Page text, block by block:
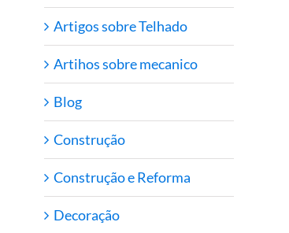
Artigos sobre Telhado
Artihos sobre mecanico
Blog
Construção
Construção e Reforma
Decoração